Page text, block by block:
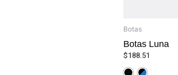
Botas
Botas Luna
$188.51